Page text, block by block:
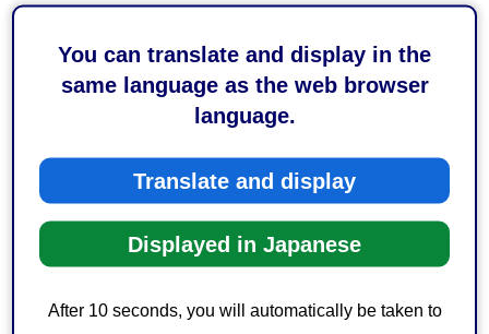
You can translate and display in the
same language as the web browser
language.
Translate and display
Displayed in Japanese
After 10 seconds, you will automatically be taken to
ランチタイムは食堂になります。